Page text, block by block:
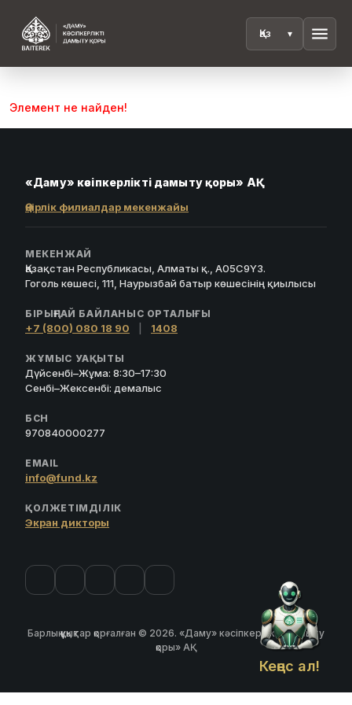
menu
Кеңес ал!
Элемент не найден!
«Даму» кәсіпкерлікті дамыту қоры» АҚ
Өңірлік филиалдар мекенжайы
МЕКЕНЖАЙ
Қазақстан Республикасы, Алматы қ., A05C9Y3.
Гоголь көшесі, 111, Наурызбай батыр көшесінің қиылысы
БІРЫҢҒАЙ БАЙЛАНЫС ОРТАЛЫҒЫ
+7 (800) 080 18 90 1408
ЖҰМЫС УАҚЫТЫ
Дүйсенбі–Жұма: 8:30–17:30
Сенбі–Жексенбі: демалыс
БСН
970840000277
EMAIL
info@fund.kz
ҚОЛЖЕТІМДІЛІК
Экран дикторы
Барлық құқықтар қорғалған © 2026. «Даму» кәсіпкерлікті дамыту
қоры» АҚ